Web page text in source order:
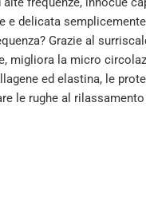
e delicata
Grazie al
migliora la micro
ed elastina, le
le rughe al